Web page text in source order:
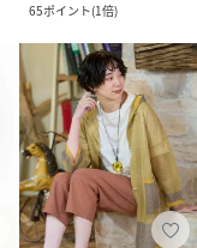
65ポイント(1倍)